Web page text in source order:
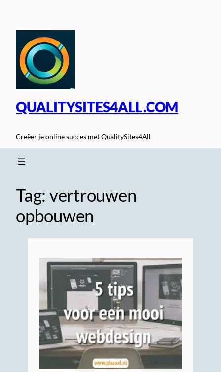
inhoud
QUALITYSITES4ALL.COM
Creëer je online succes met QualitySites4All
Tag: vertrouwen
opbouwen